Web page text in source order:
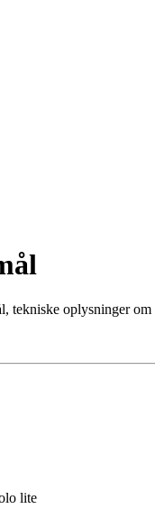
tekniske oplysninger om
lite